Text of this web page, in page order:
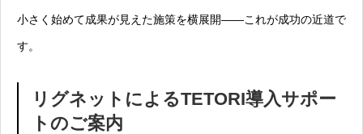
小さく始めて成果が見えた施策を横展開――これが成功の近道で
す。
リグネットによるTETORI導入サポー
トのご案内